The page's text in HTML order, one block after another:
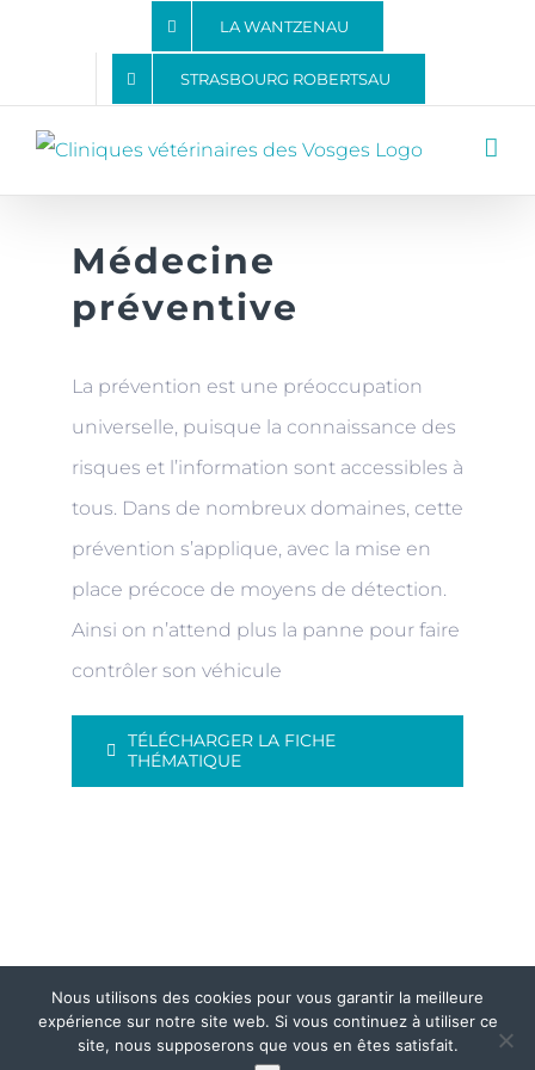
contenu
LA WANTZENAU
STRASBOURG ROBERTSAU
View
Larger
Médecine
préventive
La prévention est une préoccupation
universelle, puisque la connaissance des
risques et l’information sont accessibles à
tous. Dans de nombreux domaines, cette
prévention s’applique, avec la mise en
place précoce de moyens de détection.
Ainsi on n’attend plus la panne pour faire
contrôler son véhicule
TÉLÉCHARGER LA FICHE
THÉMATIQUE
© Copyright2026 | ConceptionVéto
online|Mentions légales |CGF
Nous utilisons des cookies pour vous garantir la meilleure
expérience sur notre site web. Si vous continuez à utiliser ce
site, nous supposerons que vous en êtes satisfait.